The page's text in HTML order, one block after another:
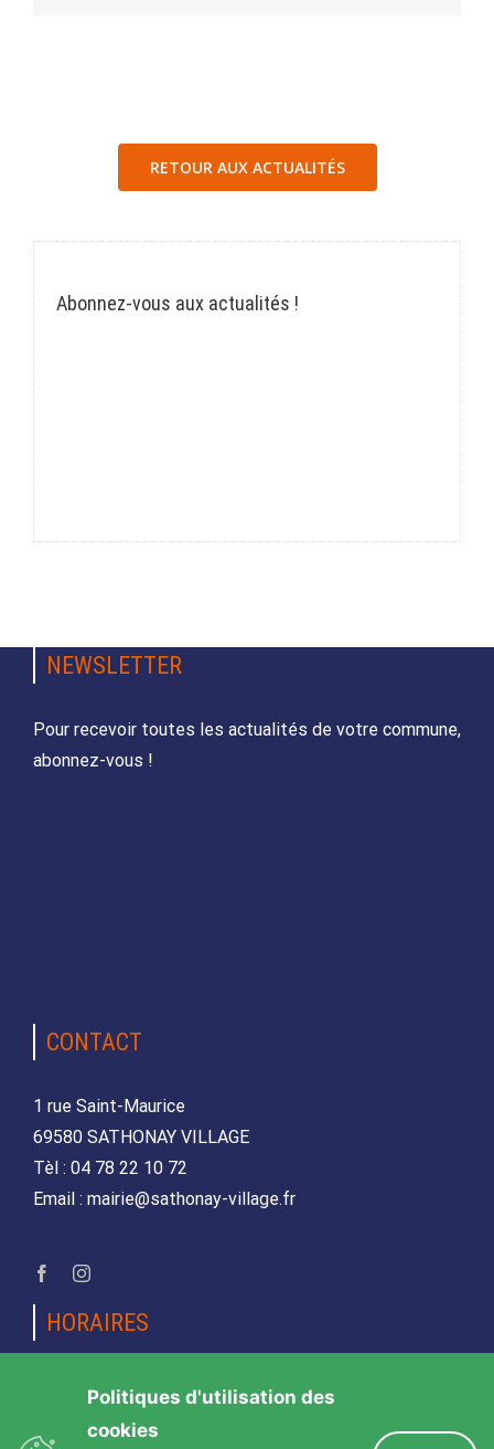
RETOUR AUX ACTUALITÉS
Abonnez-vous aux actualités !
NEWSLETTER
Pour recevoir toutes les actualités de votre commune,
abonnez-vous !
CONTACT
1 rue Saint-Maurice
69580 SATHONAY VILLAGE
Tèl : 04 78 22 10 72
Email : mairie@sathonay-village.fr
HORAIRES
Lundi, mardi, jeudi et vendredi
de 08h30 à 12h00 et de 14h00 à 17h00
Politiques d'utilisation des
cookies